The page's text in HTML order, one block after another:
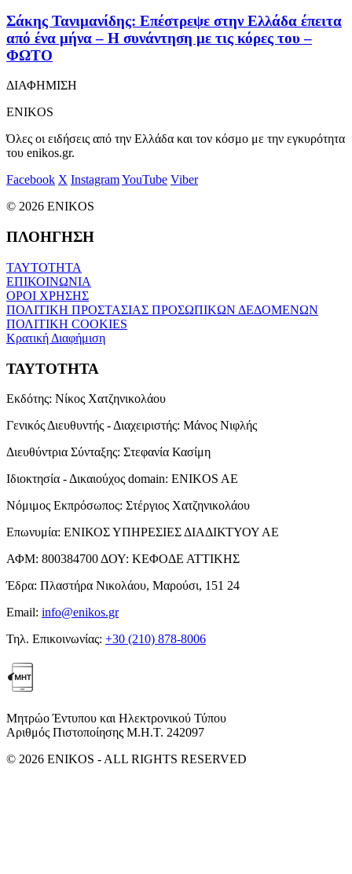
Σάκης Τανιμανίδης: Επέστρεψε στην Ελλάδα έπειτα
από ένα μήνα – Η συνάντηση με τις κόρες του –
ΦΩΤΟ
ΔΙΑΦΗΜΙΣΗ
ENIKOS
Όλες οι ειδήσεις από την Ελλάδα και τον κόσμο με την εγκυρότητα
του enikos.gr.
Facebook X InstagramYouTube Viber
© 2026 ENIKOS
ΠΛΟΗΓΗΣΗ
ΤΑΥΤΟΤΗΤΑ
ΕΠΙΚΟΙΝΩΝΙΑ
ΟΡΟΙ ΧΡΗΣΗΣ
ΠΟΛΙΤΙΚΗ ΠΡΟΣΤΑΣΙΑΣ ΠΡΟΣΩΠΙΚΩΝ ΔΕΔΟΜΕΝΩΝ
ΠΟΛΙΤΙΚΗ COOKIES
Κρατική Διαφήμιση
ΤΑΥΤΟΤΗΤΑ
Εκδότης: Νίκος Χατζηνικολάου
Γενικός Διευθυντής - Διαχειριστής: Μάνος Νιφλής
Διευθύντρια Σύνταξης: Στεφανία Κασίμη
Ιδιοκτησία - Δικαιούχος domain: ENIKOS AE
Νόμιμος Εκπρόσωπος: Στέργιος Χατζηνικολάου
Επωνυμία: ΕΝΙΚΟΣ ΥΠΗΡΕΣΙΕΣ ΔΙΑΔΙΚΤΥΟΥ ΑΕ
ΑΦΜ: 800384700 ΔΟΥ: ΚΕΦΟΔΕ ΑΤΤΙΚΗΣ
Έδρα: Πλαστήρα Νικολάου, Μαρούσι, 151 24
Email: info@enikos.gr
Τηλ. Επικοινωνίας: +30 (210) 878-8006
Μητρώο Έντυπου και Ηλεκτρονικού Τύπου
Αριθμός Πιστοποίησης Μ.Η.Τ. 242097
© 2026 ENIKOS - ALL RIGHTS RESERVED